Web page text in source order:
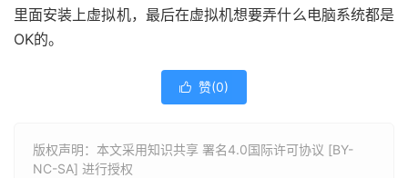
里面安装上虚拟机，最后在虚拟机想要弄什么电脑系统都是
OK的。
 赞(0)
版权声明：本文采用知识共享 署名4.0国际许可协议 [BY-
NC-SA] 进行授权